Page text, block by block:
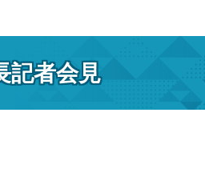
者会見